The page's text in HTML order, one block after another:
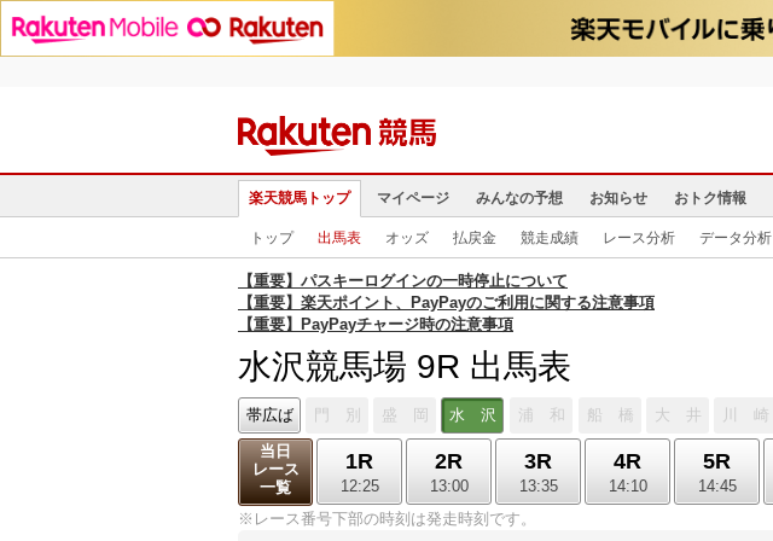
楽天競馬トップ マイページ みんなの予想 お知らせ おトク情報
トップ 出馬表 オッズ 払戻金 競走成績 レース分析 データ分析
【重要】パスキーログインの一時停止について
【重要】楽天ポイント、PayPayのご利用に関する注意事項
【重要】PayPayチャージ時の注意事項
水沢競馬場 9R 出馬表
帯広ば 門 別 盛 岡 水 沢 浦 和 船 橋 大 井 川 崎
当日
レース
一覧
1R
12:25
2R
13:00
3R
13:35
4R
14:10
5R
14:45
※レース番号下部の時刻は発走時刻です。